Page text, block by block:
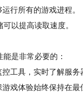
行所有的游戏进程。
以提高读取速度。
是非常必要的：
工具，实时了解服务
戏体验始终保持在最